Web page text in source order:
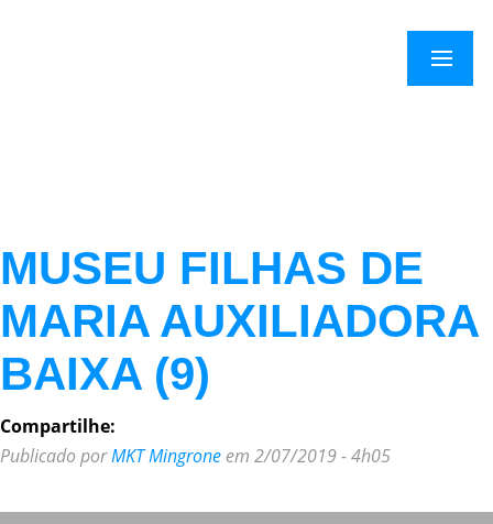
×
Menu
MUSEU FILHAS DE
MARIA AUXILIADORA
BAIXA (9)
Compartilhe:
Publicado porMKT Mingrone em 2/07/2019 - 4h05